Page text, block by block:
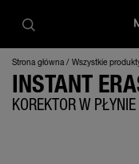
Strona główna Wszystkie
INSTANT
KOREKTOR W PŁYNIE